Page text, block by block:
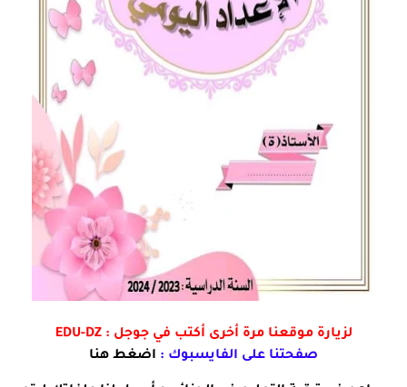
لزيارة موقعنا مرة أخرى أكتب في جوجل :EDU-DZ
صفحتنا على الفايسبوك : اضغط هنا